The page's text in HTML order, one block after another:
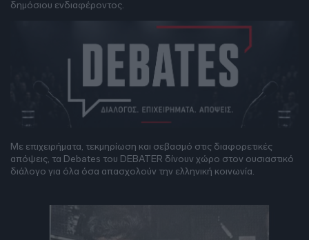
δημόσιου ενδιαφέροντος.
Με επιχειρήματα, τεκμηρίωση και σεβασμό στις διαφορετικές
απόψεις, τα Debates του DEBATER δίνουν χώρο στον ουσιαστικό
διάλογο για όλα όσα απασχολούν την ελληνική κοινωνία.